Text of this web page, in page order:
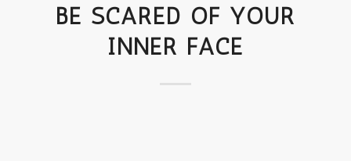
BE SCARED OF YOUR
INNER FACE